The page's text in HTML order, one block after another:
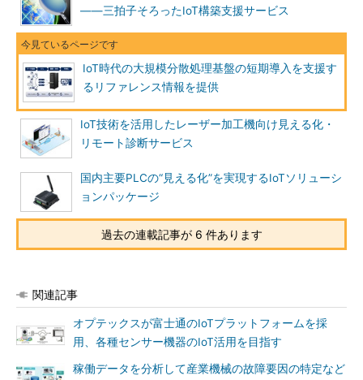
――三拍子そろったIoT構築支援サービス
IoT時代の大規模分散処理基盤の短期導入を支援す
るリファレンス情報を提供
IoT技術を活用したレーザー加工機向け見える化・
リモート診断サービス
国内主要PLCの“見える化”を実現するIoTソリューシ
ョンパッケージ
過去の連載記事が 6 件あります
関連記事
オプテックスが富士通のIoTプラットフォームを採
用、各種センサー機器のIoT活用を目指す
稼働データを分析して産業機械の故障要因の特定など